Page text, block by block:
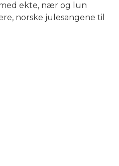
ekte, nær og lun
norske julesangene til